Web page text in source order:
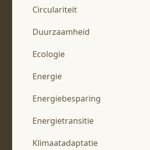
Circulariteit
Duurzaamheid
Ecologie
Energie
Energiebesparing
Energietransitie
Klimaatadaptatie